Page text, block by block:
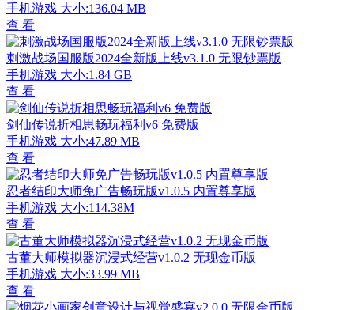
手机游戏 大小:136.04 MB
查 看
刺激战场国服版2024全新版上线v3.1.0 无限钞票版
手机游戏 大小:1.84 GB
查 看
剑仙传说折相思畅玩福利v6 免费版
手机游戏 大小:47.89 MB
查 看
忍者结印大师免广告畅玩版v1.0.5 内置尊享版
手机游戏 大小:114.38M
查 看
古董大师模拟器沉浸式经营v1.0.2 无现金币版
手机游戏 大小:33.99 MB
查 看